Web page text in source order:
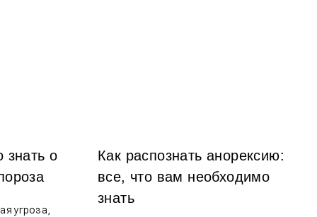
знать о
угроза,
Как распознать анорексию:
все, что вам необходимо
знать